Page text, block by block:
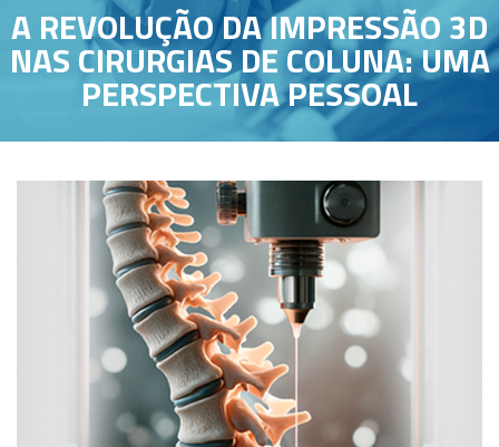
SOBRE MIM
PATOLOGIAS
CIRURGIA MINIMAMENTE INVASIVA
BLOG
CONTATO
AGENDE UMA CONSULTA
ME SIGA NASREDES SOCIAIS
A REVOLUÇÃO DA IMPRESSÃO 3D
NAS CIRURGIAS DE COLUNA: UMA
PERSPECTIVA PESSOAL